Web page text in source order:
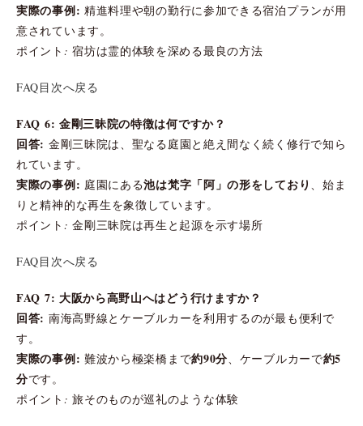
実際の事例: 精進料理や朝の勤行に参加できる宿泊プランが用
意されています。
ポイント: 宿坊は霊的体験を深める最良の方法
FAQ目次へ戻る
FAQ 6: 金剛三昧院の特徴は何ですか？
回答: 金剛三昧院は、聖なる庭園と絶え間なく続く修行で知ら
れています。
実際の事例: 庭園にある池は梵字「阿」の形をしており
、始ま
りと精神的な再生を象徴しています。
ポイント: 金剛三昧院は再生と起源を示す場所
FAQ目次へ戻る
FAQ 7: 大阪から高野山へはどう行けますか？
回答: 南海高野線とケーブルカーを利用するのが最も便利で
す。
実際の事例: 難波から極楽橋まで約90分 、ケーブルカーで約5
分です。
ポイント: 旅そのものが巡礼のような体験